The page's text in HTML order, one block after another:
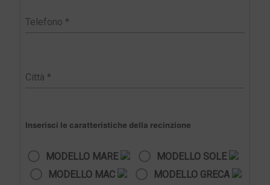
Inserisci le caratteristiche della recinzione
MODELLO MARE
MODELLO SOLE
MODELLO MAC
MODELLO GRECA